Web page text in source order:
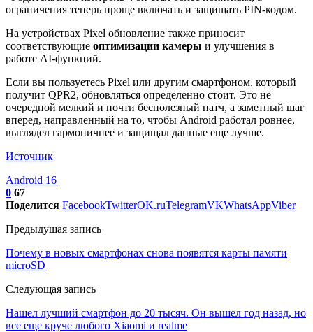
ограничения теперь проще включать и защищать PIN-кодом.
На устройствах Pixel обновление также приносит
соответствующие оптимизации камеры и улучшения в
работе AI-функций.
Если вы пользуетесь Pixel или другим смартфоном, который
получит QPR2, обновляться определенно стоит. Это не
очередной мелкий и почти бесполезный патч, а заметный шаг
вперед, направленный на то, чтобы Android работал ровнее,
выглядел гармоничнее и защищал данные еще лучше.
Источник
Android 16
0 67
Поделится FacebookTwitterOK.ruTelegramVKWhatsAppViber
Предыдущая запись
Почему в новых смартфонах снова появятся карты памяти
microSD
Следующая запись
Нашел лучший смартфон до 20 тысяч. Он вышел год назад, но
все еще круче любого Xiaomi и realme